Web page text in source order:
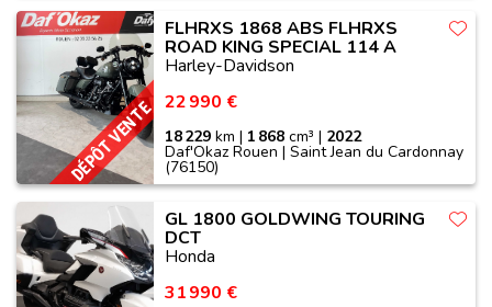
DÉPÔT VENTE
FLHRXS 1868 ABS FLHRXS
ROAD KING SPECIAL 114 A
Harley-Davidson
22 990 €
18 229 km | 1 868 cm³ | 2022
Daf'Okaz Rouen | Saint Jean du Cardonnay
(76150)
GL 1800 GOLDWING TOURING
DCT
Honda
31 990 €